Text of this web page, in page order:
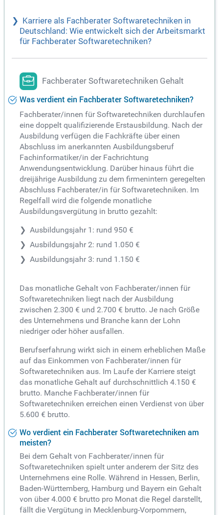
Karriere als Fachberater Softwaretechniken in
Deutschland: Wie entwickelt sich der Arbeitsmarkt
für Fachberater Softwaretechniken?
Fachberater Softwaretechniken Gehalt
Was verdient ein Fachberater Softwaretechniken?
Fachberater/innen für Softwaretechniken durchlaufen
eine doppelt qualifizierende Erstausbildung. Nach der
Ausbildung verfügen die Fachkräfte über einen
Abschluss im anerkannten Ausbildungsberuf
Fachinformatiker/in der Fachrichtung
Anwendungsentwicklung. Darüber hinaus führt die
dreijährige Ausbildung zu dem firmenintern geregelten
Abschluss Fachberater/in für Softwaretechniken. Im
Regelfall wird die folgende monatliche
Ausbildungsvergütung in brutto gezahlt:
Ausbildungsjahr 1: rund 950 €
Ausbildungsjahr 2: rund 1.050 €
Ausbildungsjahr 3: rund 1.150 €
Das monatliche Gehalt von Fachberater/innen für
Softwaretechniken liegt nach der Ausbildung
zwischen 2.300 € und 2.700 € brutto. Je nach Größe
des Unternehmens und Branche kann der Lohn
niedriger oder höher ausfallen.
Berufserfahrung wirkt sich in einem erheblichen Maße
auf das Einkommen von Fachberater/innen für
Softwaretechniken aus. Im Laufe der Karriere steigt
das monatliche Gehalt auf durchschnittlich 4.150 €
brutto. Manche Fachberater/innen für
Softwaretechniken erreichen einen Verdienst von über
5.600 € brutto.
Wo verdient ein Fachberater Softwaretechniken am
meisten?
Bei dem Gehalt von Fachberater/innen für
Softwaretechniken spielt unter anderem der Sitz des
Unternehmens eine Rolle. Während in Hessen, Berlin,
Baden-Württemberg, Hamburg und Bayern ein Gehalt
von über 4.000 € brutto pro Monat die Regel darstellt,
fällt die Vergütung in Mecklenburg-Vorpommern,